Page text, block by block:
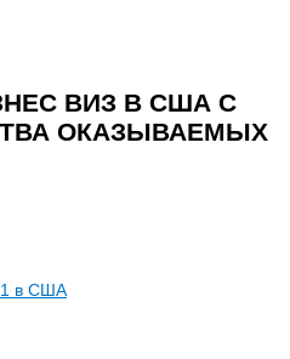
ВИЗ В США С
ОКАЗЫВАЕМЫХ
1 в США